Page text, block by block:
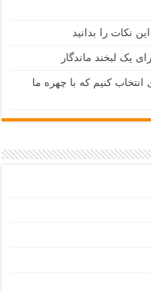
نکات را بدانید
یک لبخند ماندگار
کنیم که با چهره ما